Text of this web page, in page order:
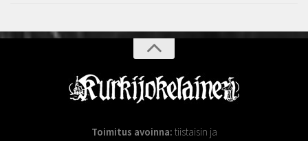
Toimitus avoinna: tiistaisin ja